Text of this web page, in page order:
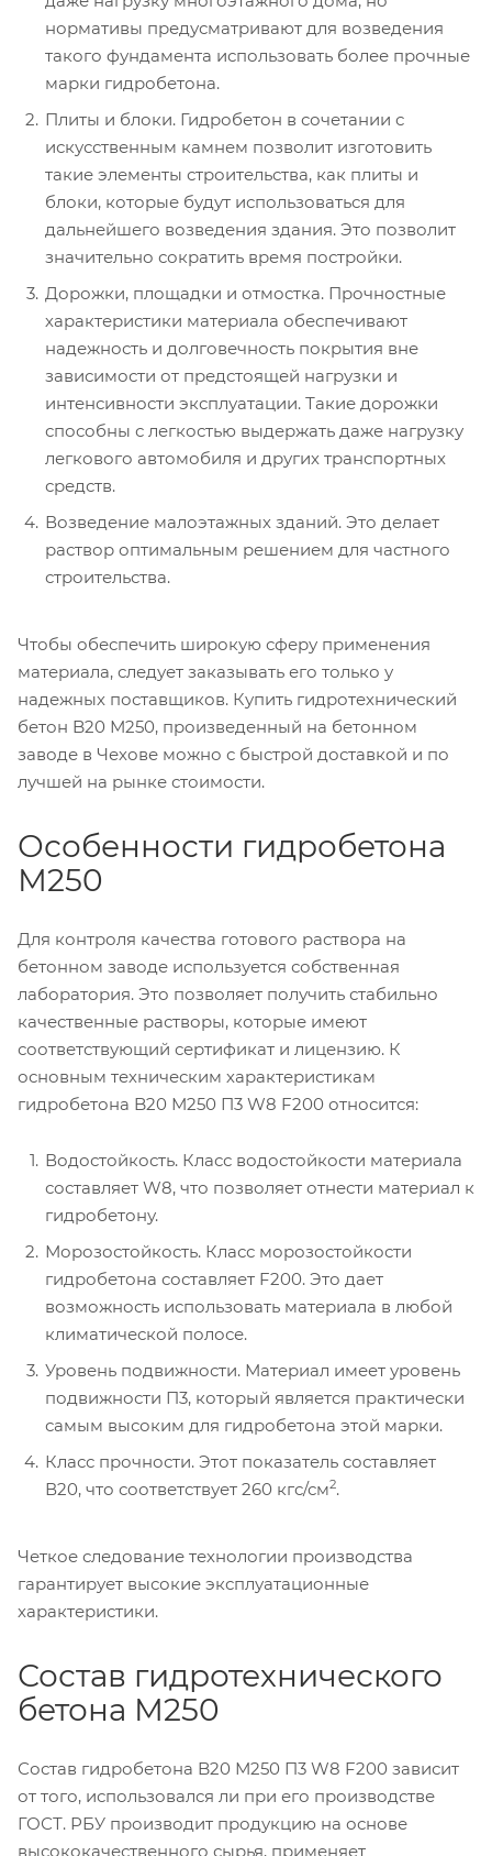
нормативы предусматривают для возведения
такого фундамента использовать более прочные
марки гидробетона.
Плиты и блоки. Гидробетон в сочетании с
искусственным камнем позволит изготовить
такие элементы строительства, как плиты и
блоки, которые будут использоваться для
дальнейшего возведения здания. Это позволит
значительно сократить время постройки.
Дорожки, площадки и отмостка. Прочностные
характеристики материала обеспечивают
надежность и долговечность покрытия вне
зависимости от предстоящей нагрузки и
интенсивности эксплуатации. Такие дорожки
способны с легкостью выдержать даже нагрузку
легкового автомобиля и других транспортных
средств.
Возведение малоэтажных зданий. Это делает
раствор оптимальным решением для частного
строительства.
Чтобы обеспечить широкую сферу применения
материала, следует заказывать его только у
надежных поставщиков. Купить гидротехнический
бетон B20 М250, произведенный на бетонном
заводе в Чехове можно с быстрой доставкой и по
лучшей на рынке стоимости.
Особенности гидробетона
М250
Для контроля качества готового раствора на
бетонном заводе используется собственная
лаборатория. Это позволяет получить стабильно
качественные растворы, которые имеют
соответствующий сертификат и лицензию. К
основным техническим характеристикам
гидробетона B20 М250 П3 W8 F200 относится:
Водостойкость. Класс водостойкости материала
составляет W8, что позволяет отнести материал к
гидробетону.
Морозостойкость. Класс морозостойкости
гидробетона составляет F200. Это дает
возможность использовать материала в любой
климатической полосе.
Уровень подвижности. Материал имеет уровень
подвижности П3, который является практически
самым высоким для гидробетона этой марки.
Класс прочности. Этот показатель составляет
В20, что соответствует 260 кгс/см2.
Четкое следование технологии производства
гарантирует высокие эксплуатационные
характеристики.
Состав гидротехнического
бетона М250
Состав гидробетона B20 М250 П3 W8 F200 зависит
от того, использовался ли при его производстве
ГОСТ. РБУ производит продукцию на основе
высококачественного сырья, применяет